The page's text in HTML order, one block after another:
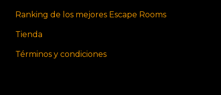
Ranking de los mejores Escape Rooms
Tienda
Términos y condiciones